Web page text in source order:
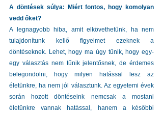
A döntések súlya: Miért fontos, hogy komolyan
vedd őket?
A legnagyobb hiba, amit elkövethetünk, ha nem
tulajdonítunk kellő figyelmet ezeknek a
döntéseknek. Lehet, hogy ma úgy tűnik, hogy egy-
egy választás nem tűnik jelentősnek, de érdemes
belegondolni, hogy milyen hatással lesz az
életünkre, ha nem jól választunk. Az egyetemi évek
során hozott döntéseink nemcsak a mostani
életünkre vannak hatással, hanem a későbbi